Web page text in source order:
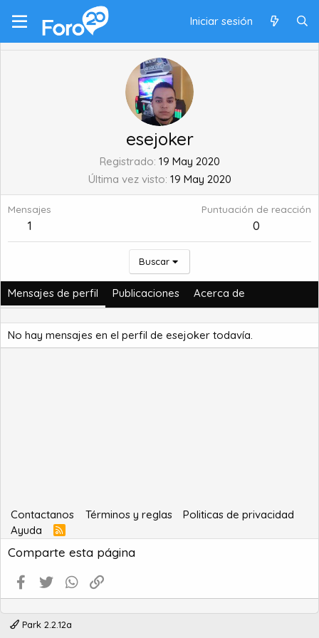
Iniciar sesión
esejoker
Registrado 19 May 2020
Última vez visto 19 May 2020
Mensajes
1
Puntuación de reacción
0
Buscar
Mensajes de perfil Publicaciones Acerca de
No hay mensajes en el perfil de esejoker todavía.
Contactanos Términos y reglas
Politicas de privacidad
Ayuda
R
S
S
Comparte esta página
Facebook
Twitter WhatsApp
Park 2.2.12a